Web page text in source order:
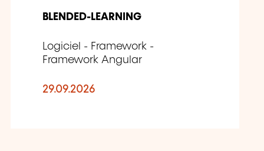
BLENDED-LEARNING
Logiciel - Framework -
Framework Angular
29.09.2026